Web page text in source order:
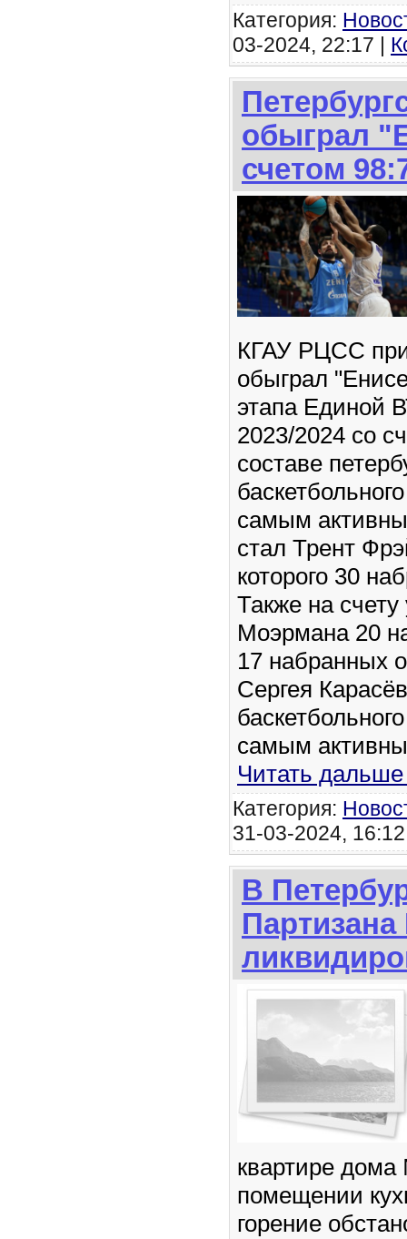
Категория:
03-2024, 22:17 |
обыграл
счетом
КГАУ РЦСС
обыграл
этапа Единой
2023/2024 со
составе
самым
стал Трент
которого 30
Также на
Моэрмана 20
17 набранных
Сергея
самым
Читать
Категория:
31-03-2024,
В
Партизана
квартире
помещении
горение